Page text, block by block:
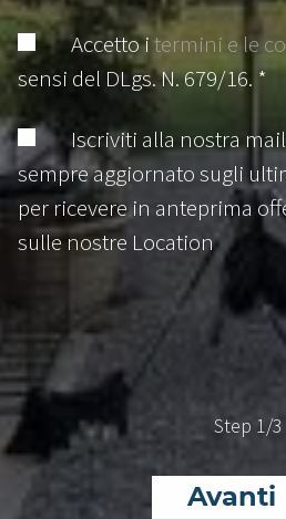
Accetto itermini e le
sensi del DLgs. N. 679/16. *
Iscriviti alla nostra
sempre aggiornato sugli
per ricevere in anteprima
sulle nostre Location
Step 1/3
Avanti